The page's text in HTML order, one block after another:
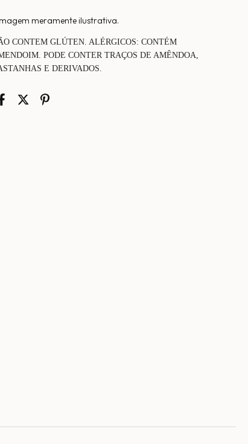
meramente ilustrativa.
CONTEM GLÚTEN. ALÉRGICOS: CONTÉM
PODE CONTER TRAÇOS DE AMÊNDOA,
E DERIVADOS.